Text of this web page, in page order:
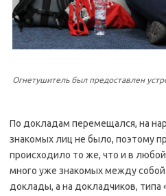
Огнетушитель был предоставлен
По докладам перемещался, на
знакомых лиц не было, поэтому
происходило то же, что и в
много уже знакомых между
доклады, а на докладчиков, типа